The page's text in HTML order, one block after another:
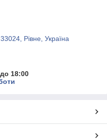
Рівне, Україна
18:00